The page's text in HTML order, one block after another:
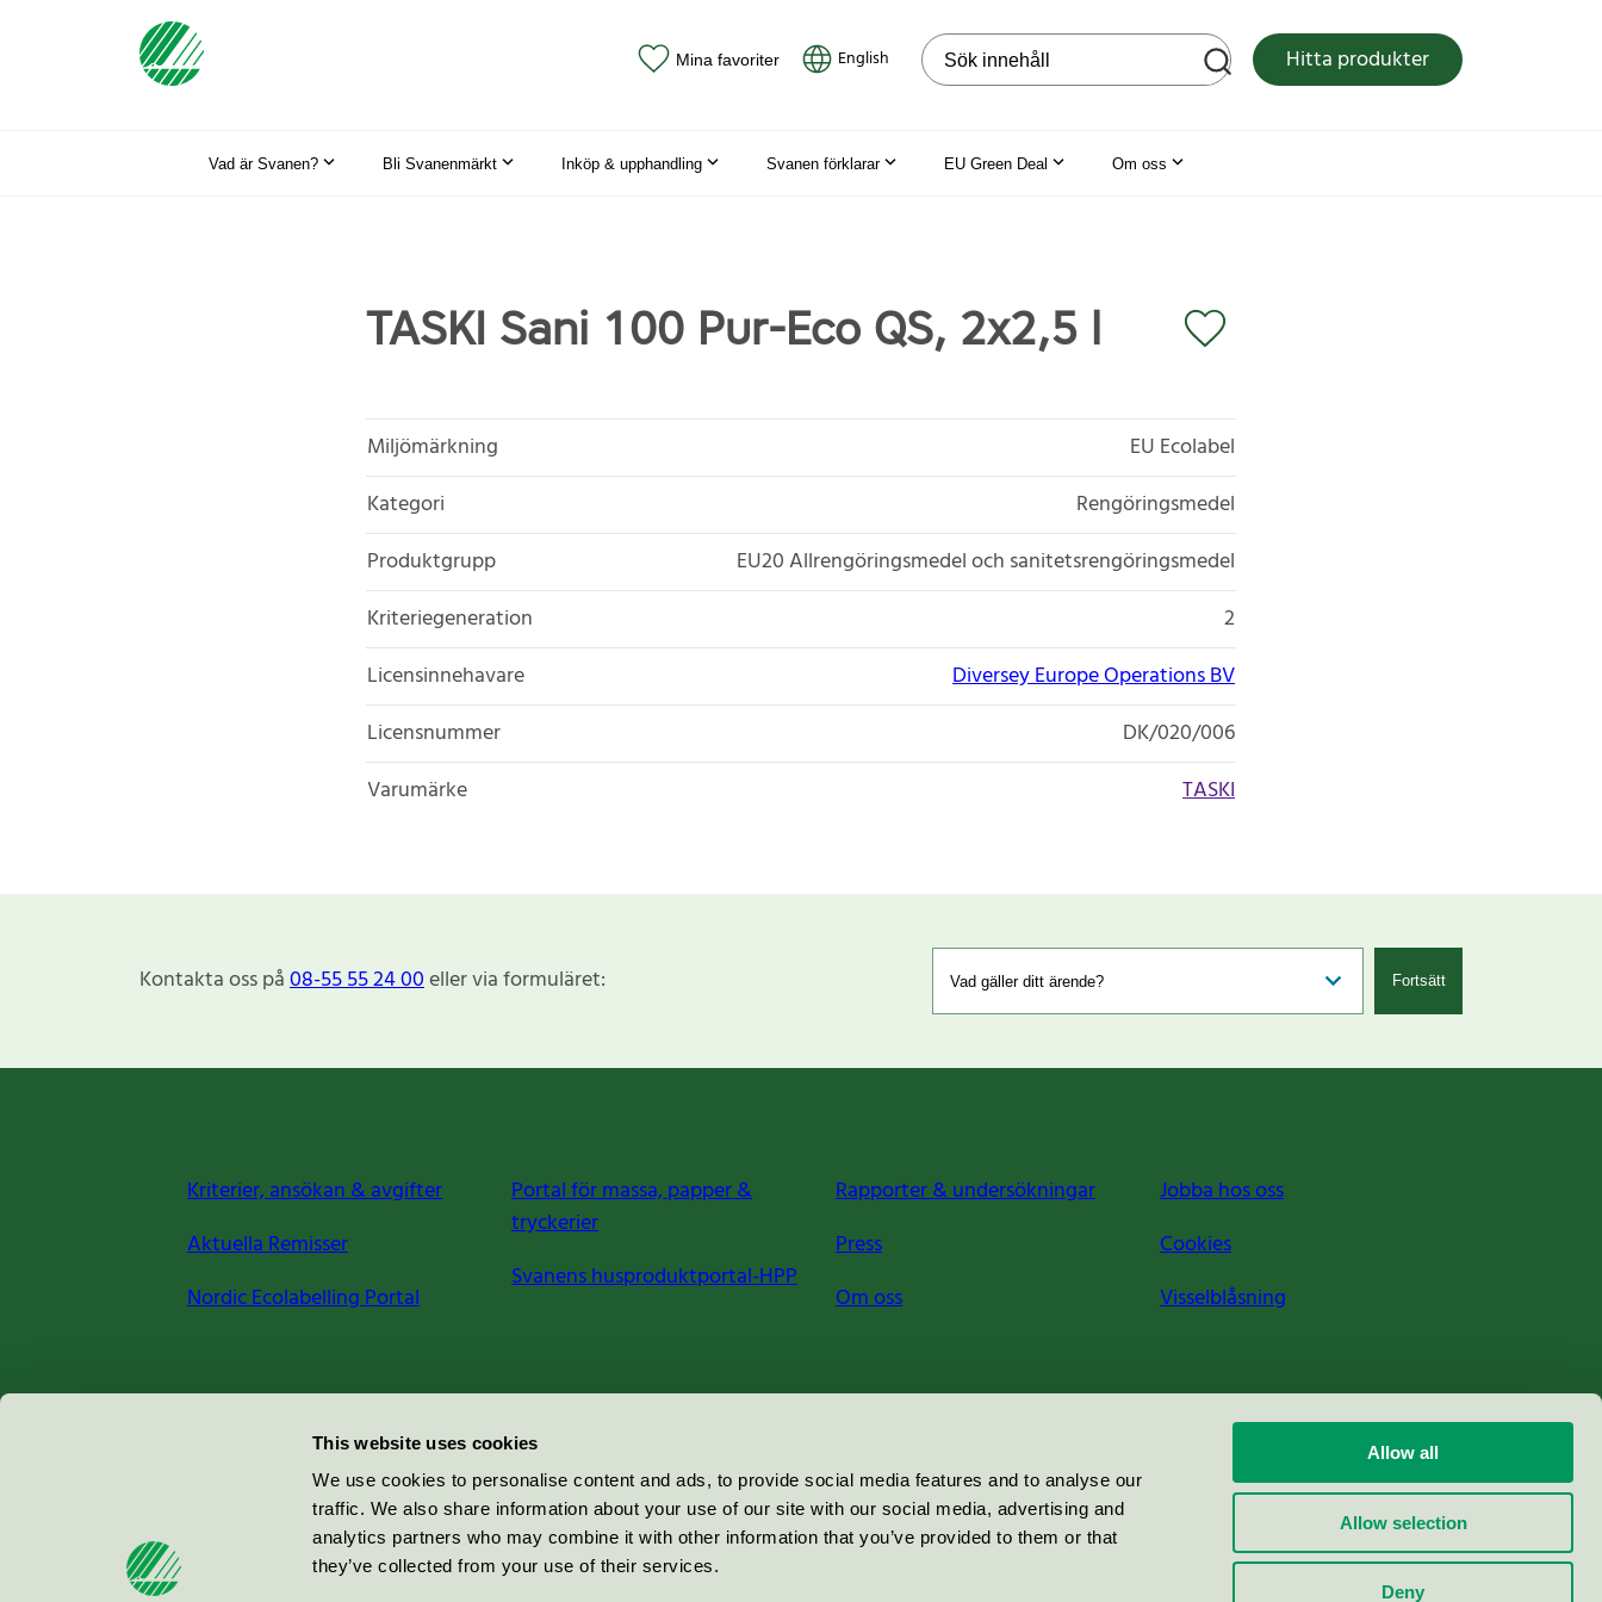
This website uses cookies
We use cookies to personalise content and ads, to provide social media features and to analyse our
traffic. We also share information about your use of our site with our social media, advertising and
analytics partners who may combine it with other information that you’ve provided to them or that
they’ve collected from your use of their services.
Allow all
Allow selection
Deny
Mina favoriter English Sök på webbplatsen Hitta produkter
Vad är Svanen? Bli Svanenmärkt Inköp & upphandling Svanen förklarar EU Green Deal Om oss
TASKI Sani 100 Pur-Eco QS, 2x2,5 l
Miljömärkning
EU Ecolabel
Kategori
Rengöringsmedel
Produktgrupp
EU20 Allrengöringsmedel och sanitetsrengöringsmedel
Kriteriegeneration
2
Licensinnehavare
Diversey Europe Operations BV
Licensnummer
DK/020/006
Varumärke
TASKI
Kontakta oss på08-55 55 24 00eller via formuläret: Fortsätt
Kriterier, ansökan & avgifter
Aktuella Remisser
Nordic Ecolabelling Portal
Portal för massa, papper &
tryckerier
Svanens husproduktportal-HPP
Rapporter & undersökningar
Press
Om oss
Jobba hos oss
Cookies
Visselblåsning
Miljömärkning Sverige AB
100 64